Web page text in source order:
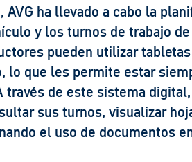
ha llevado a cabo la
y los turnos de trabajo
pueden utilizar tabletas
lo que les permite estar
de este sistema
sus turnos, visualizar
el uso de documentos